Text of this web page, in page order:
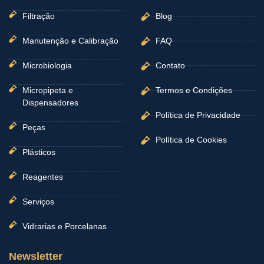
Filtração
Manutenção e Calibração
Microbiologia
Micropipeta e
Dispensadores
Peças
Plásticos
Reagentes
Serviços
Vidrarias e Porcelanas
Blog
FAQ
Contato
Termos e Condições
Política de Privacidade
Política de Cookies
Newsletter